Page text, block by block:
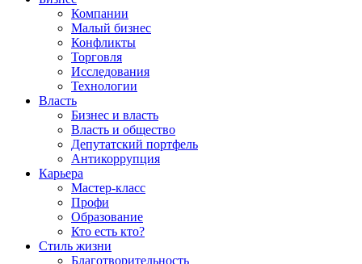
Компании
Малый бизнес
Конфликты
Торговля
Исследования
Технологии
Власть
Бизнес и власть
Власть и общество
Депутатский портфель
Антикоррупция
Карьера
Мастер-класс
Профи
Образование
Кто есть кто?
Стиль жизни
Благотворительность